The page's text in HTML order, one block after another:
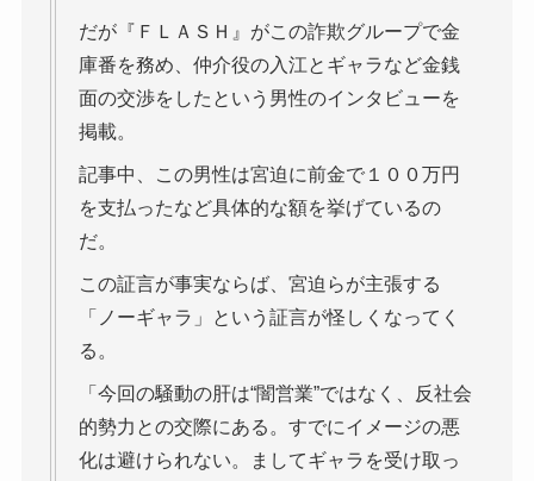
だが『ＦＬＡＳＨ』がこの詐欺グループで金
庫番を務め、仲介役の入江とギャラなど金銭
面の交渉をしたという男性のインタビューを
掲載。
記事中、この男性は宮迫に前金で１００万円
を支払ったなど具体的な額を挙げているの
だ。
この証言が事実ならば、宮迫らが主張する
「ノーギャラ」という証言が怪しくなってく
る。
「今回の騒動の肝は“闇営業”ではなく、反社会
的勢力との交際にある。すでにイメージの悪
化は避けられない。ましてギャラを受け取っ